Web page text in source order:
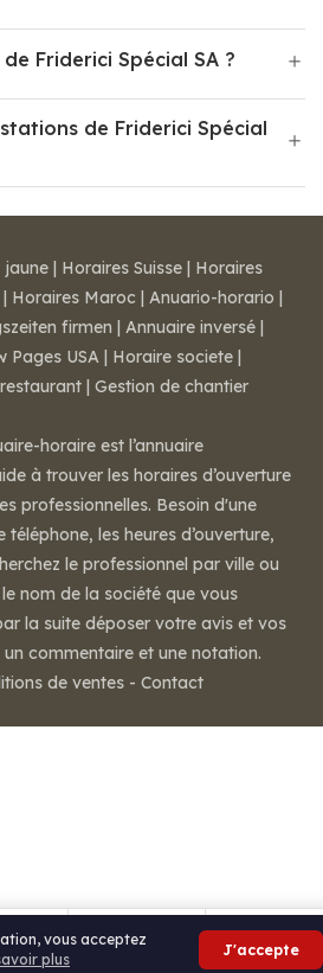
Avis
Friderici Spécial SA ?
de Friderici Spécial
vous acceptez
plus
J'accepte
jaune | Horaires Suisse | Horaires
| Horaires Maroc | Anuario-horario |
firmen | Annuaire inversé |
Pages USA | Horaire societe |
| Gestion de chantier
horaire est l’annuaire
à trouver les horaires d’ouverture
professionnelles. Besoin d'une
les heures d’ouverture,
le professionnel par ville ou
nom de la société que vous
la suite déposer votre avis et vos
commentaire et une notation.
de ventes - Contact